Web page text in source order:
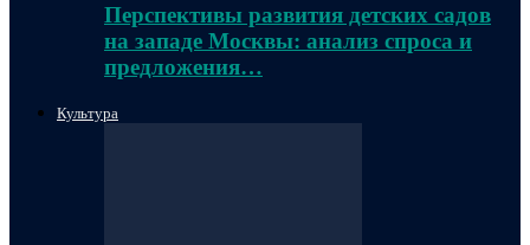
Перспективы развития детских садов
на западе Москвы: анализ спроса и
предложения…
Культура